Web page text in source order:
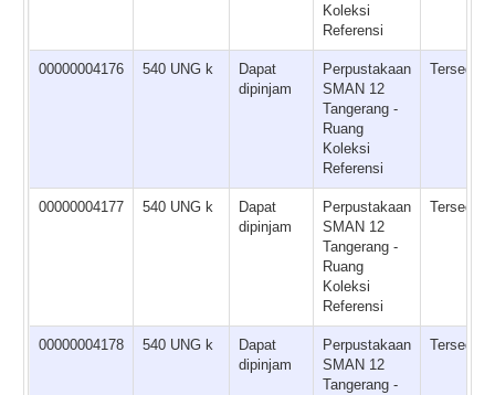
Koleksi
Referensi
00000004176 540 UNG k
Dapat
dipinjam
Perpustakaan
SMAN 12
Tangerang -
Ruang
Koleksi
Referensi
Tersedia
00000004177 540 UNG k
Dapat
dipinjam
Perpustakaan
SMAN 12
Tangerang -
Ruang
Koleksi
Referensi
Tersedia
00000004178 540 UNG k
Dapat
dipinjam
Perpustakaan
SMAN 12
Tangerang -
Tersedia